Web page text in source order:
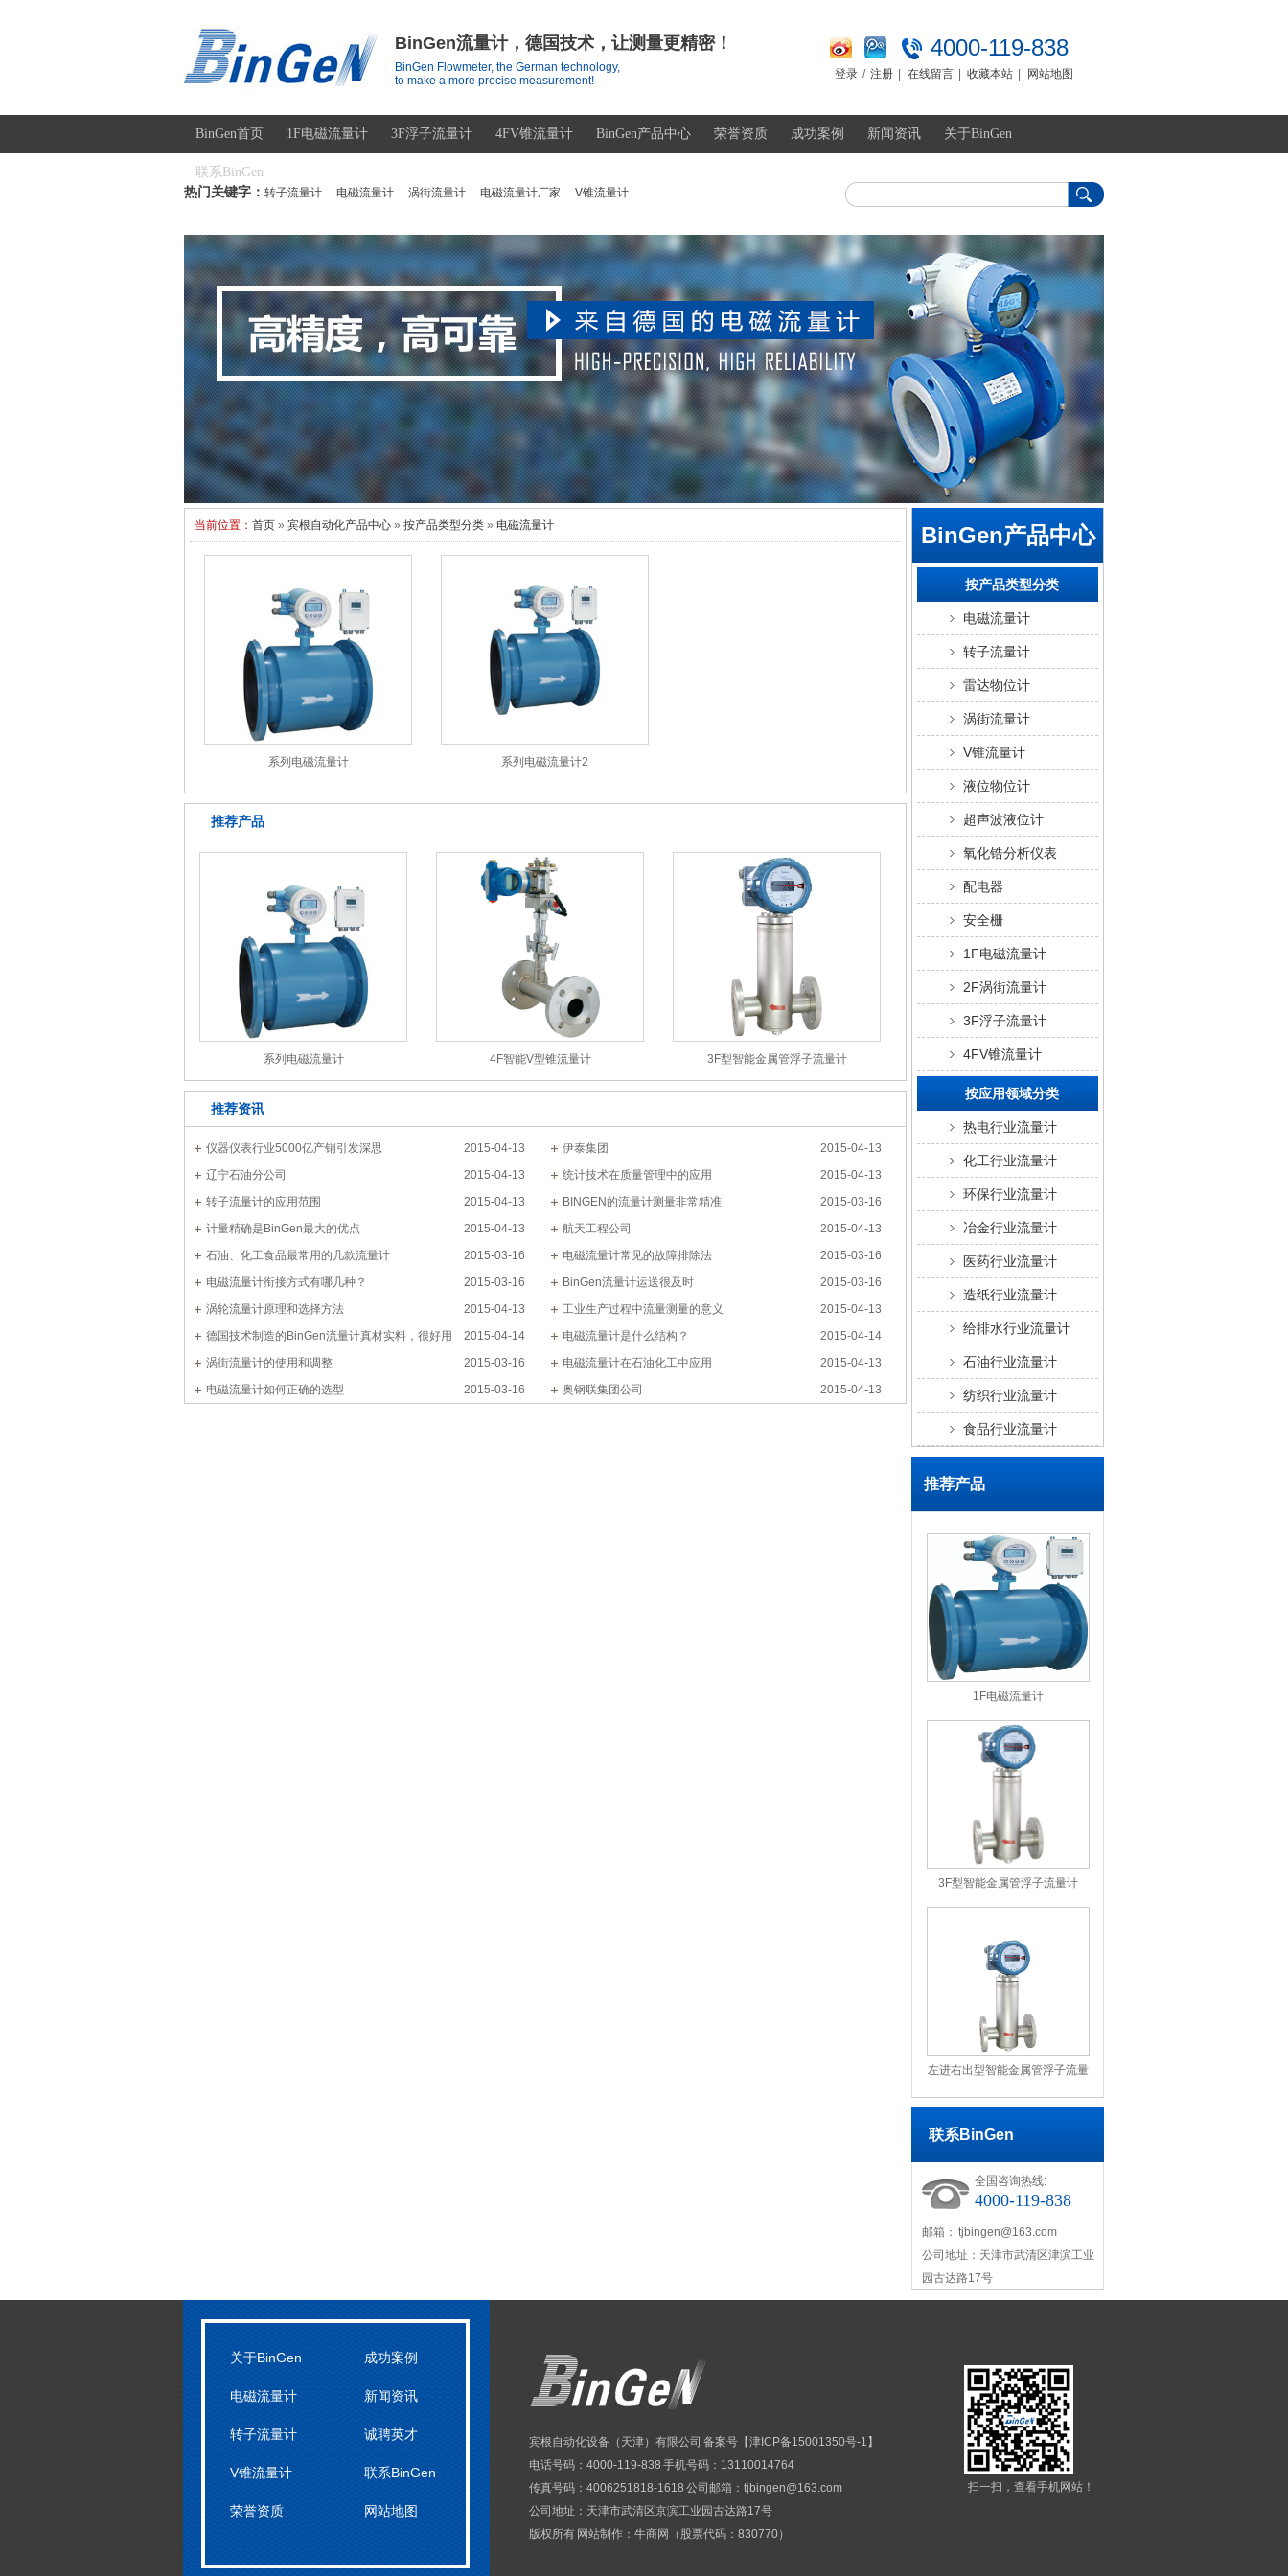
BinGen流量计，德国技术，让测量更精密！
BinGen Flowmeter, the German technology,
to make a more precise measurement!
4000-119-838
登录 / 注册 在线留言 收藏本站 网站地图
BinGen首页 1F电磁流量计 3F浮子流量计 4FV锥流量计 BinGen产品中心 荣誉资质 成功案例 新闻资讯 关于BinGen
联系BinGen
热门关键字： 转子流量计 电磁流量计 涡街流量计 电磁流量计厂家 V锥流量计
当前位置： 首页 » 宾根自动化产品中心 » 按产品类型分类 » 电磁流量计
系列电磁流量计 系列电磁流量计2
推荐产品
系列电磁流量计 4F智能V型锥流量计 3F型智能金属管浮子流量计
推荐资讯
2015-04-13
仪器仪表行业5000亿产销引发深思 2015-04-13
伊泰集团
2015-04-13
辽宁石油分公司 2015-04-13
统计技术在质量管理中的应用
2015-04-13
转子流量计的应用范围 2015-03-16
BINGEN的流量计测量非常精准
2015-04-13
计量精确是BinGen最大的优点 2015-04-13
航天工程公司
2015-03-16
石油、化工食品最常用的几款流量计 2015-03-16
电磁流量计常见的故障排除法
2015-03-16
电磁流量计衔接方式有哪几种？ 2015-03-16
BinGen流量计运送很及时
2015-04-13
涡轮流量计原理和选择方法 2015-04-13
工业生产过程中流量测量的意义
2015-04-14
德国技术制造的BinGen流量计真材实料，很好用 2015-04-14
电磁流量计是什么结构？
2015-03-16
涡街流量计的使用和调整 2015-04-13
电磁流量计在石油化工中应用
2015-03-16
电磁流量计如何正确的选型 2015-04-13
奥钢联集团公司
BinGen产品中心
按产品类型分类
电磁流量计
转子流量计
雷达物位计
涡街流量计
V锥流量计
液位物位计
超声波液位计
氧化锆分析仪表
配电器
安全栅
1F电磁流量计
2F涡街流量计
3F浮子流量计
4FV锥流量计
按应用领域分类
热电行业流量计
化工行业流量计
环保行业流量计
冶金行业流量计
医药行业流量计
造纸行业流量计
给排水行业流量计
石油行业流量计
纺织行业流量计
食品行业流量计
推荐产品
1F电磁流量计
3F型智能金属管浮子流量计
左进右出型智能金属管浮子流量
联系BinGen
全国咨询热线:
4000-119-838
邮箱： tjbingen@163.com
公司地址：天津市武清区津滨工业
园古达路17号
关于BinGen 成功案例
电磁流量计 新闻资讯
转子流量计 诚聘英才
V锥流量计 联系BinGen
荣誉资质 网站地图
扫一扫，查看手机网站！
宾根自动化设备（天津）有限公司 备案号【津ICP备15001350号-1 】
电话号码：4000-119-838 手机号码：13110014764
传真号码：4006251818-1618 公司邮箱：tjbingen@163.com
公司地址：天津市武清区京滨工业园古达路17号
版权所有 网站制作： 牛商网 （股票代码：830770）